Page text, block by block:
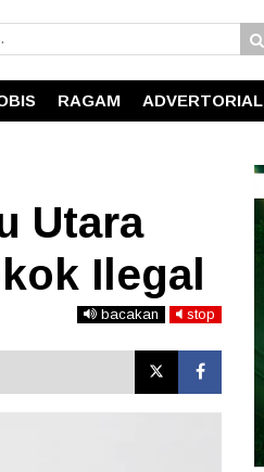
RAGAM ADVERTORIAL
Utara
Ilegal
bacakan stop